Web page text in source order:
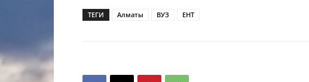
ТЕГИ Алматы ВУЗ ЕНТ